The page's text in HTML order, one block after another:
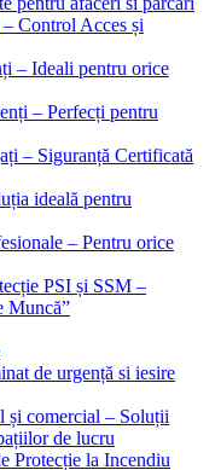
Control Acces și
– Ideali pentru orice
– Perfecți pentru
– Siguranță Certificată
ideală pentru
– Pentru orice
PSI și SSM –
Muncă”
de urgență si iesire
și comercial – Soluții
de lucru
Protecție la Incendiu